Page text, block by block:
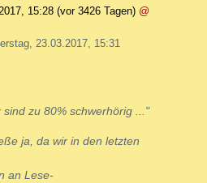
15:28 (vor 3426 Tagen) @
23.03.2017, 15:31
sind zu 80% schwerhörig ..."
ja, da wir in den letzten
an Lese-